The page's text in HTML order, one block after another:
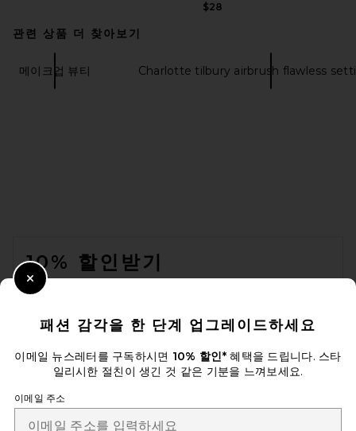
$28
관련 상품 더 찾아보기
메이크업 뷰티 Charlotte tilbury airbrush flawless
10% 할인받기
이메일을 제출하여 뉴스레터를 구독하실 수 있습니다. 언제든지 수신 거
Email Address
Sign Up
패션 감각을 한 단계 업그레이드하세요
이메일 뉴스레터를 구독하시면 10% 할인*혜택을 드립니다. 스타
일리시한 절친이 생긴 것 같은 기분을 느껴보세요.
이메일 주소
Close Modal